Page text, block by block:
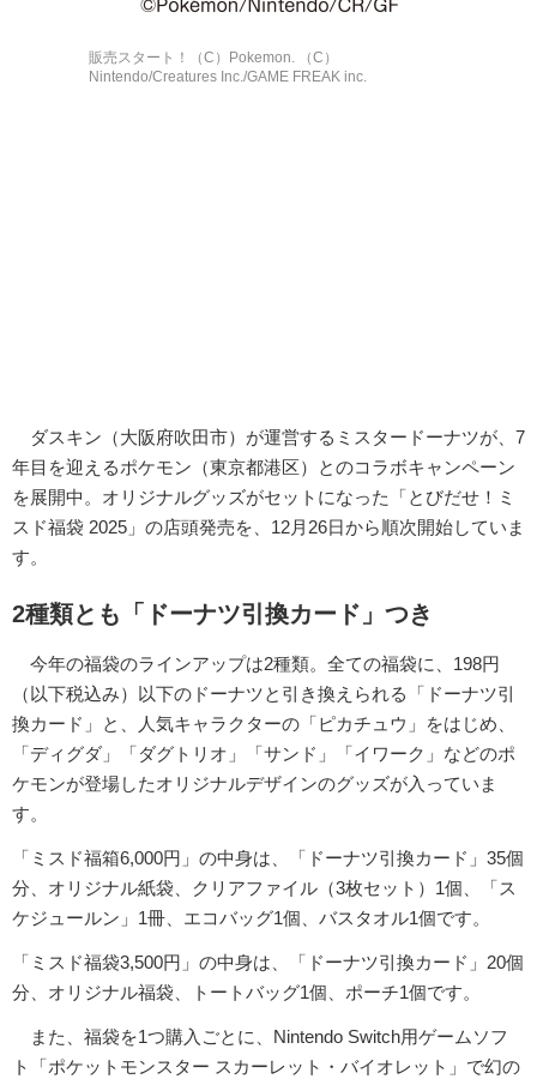
販売スタート！（C）Pokemon. （C）
Nintendo/Creatures Inc./GAME FREAK inc.
ダスキン（大阪府吹田市）が運営するミスタードーナツが、7
年目を迎えるポケモン（東京都港区）とのコラボキャンペーン
を展開中。オリジナルグッズがセットになった「とびだせ！ミ
スド福袋 2025」の店頭発売を、12月26日から順次開始していま
す。
2種類とも「ドーナツ引換カード」つき
今年の福袋のラインアップは2種類。全ての福袋に、198円
（以下税込み）以下のドーナツと引き換えられる「ドーナツ引
換カード」と、人気キャラクターの「ピカチュウ」をはじめ、
「ディグダ」「ダグトリオ」「サンド」「イワーク」などのポ
ケモンが登場したオリジナルデザインのグッズが入っていま
す。
「ミスド福箱6,000円」の中身は、「ドーナツ引換カード」35個
分、オリジナル紙袋、クリアファイル（3枚セット）1個、「ス
ケジュールン」1冊、エコバッグ1個、バスタオル1個です。
「ミスド福袋3,500円」の中身は、「ドーナツ引換カード」20個
分、オリジナル福袋、トートバッグ1個、ポーチ1個です。
また、福袋を1つ購入ごとに、Nintendo Switch用ゲームソフ
ト「ポケットモンスター スカーレット・バイオレット」で幻の